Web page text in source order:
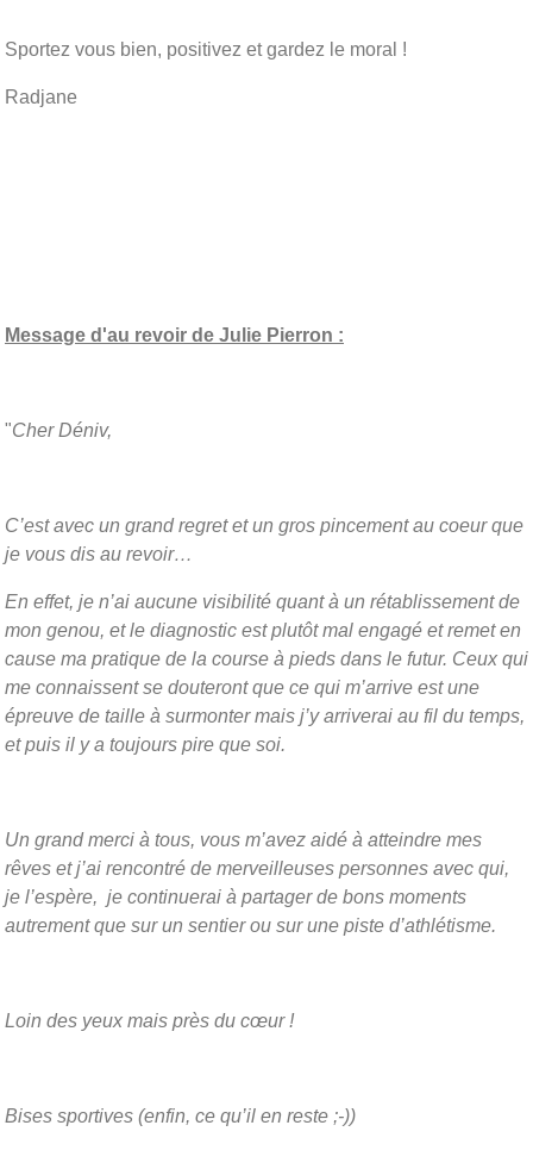
Sportez vous bien, positivez et gardez le moral !
Radjane
Message d'au revoir de Julie Pierron :
"Cher Déniv,
C’est avec un grand regret et un gros pincement au coeur que
je vous dis au revoir…
En effet, je n’ai aucune visibilité quant à un rétablissement de
mon genou, et le diagnostic est plutôt mal engagé et remet en
cause ma pratique de la course à pieds dans le futur. Ceux qui
me connaissent se douteront que ce qui m’arrive est une
épreuve de taille à surmonter mais j’y arriverai au fil du temps,
et puis il y a toujours pire que soi.
Un grand merci à tous, vous m’avez aidé à atteindre mes
rêves et j’ai rencontré de merveilleuses personnes avec qui,
je l’espère, je continuerai à partager de bons moments
autrement que sur un sentier ou sur une piste d’athlétisme.
Loin des yeux mais près du cœur !
Bises sportives (enfin, ce qu’il en reste ;-))